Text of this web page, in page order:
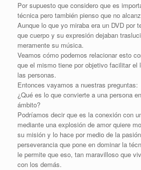
Por supuesto que considero que es
técnica pero también pienso que no
Aunque lo que yo miraba era un DVD por
que cuerpo y su expresión dejaban
meramente su música.
Veamos cómo podemos relacionar esto
que el mismo tiene por objetivo facilitar el
las personas.
Entonces vayamos a nuestras preguntas:
¿Qué es lo que convierte a una persona
ámbito?
Podríamos decir que es la conexión con
mediante una explosión de amor quiere
su misión y lo hace por medio de la
perseverancia que pone en dominar la
le permite que eso, tan maravilloso que
con los demás.